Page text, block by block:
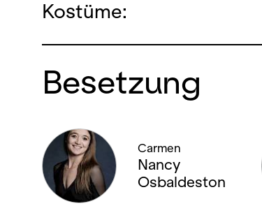
Kostüme:
Besetzung
Carmen
Nancy
Osbaldeston